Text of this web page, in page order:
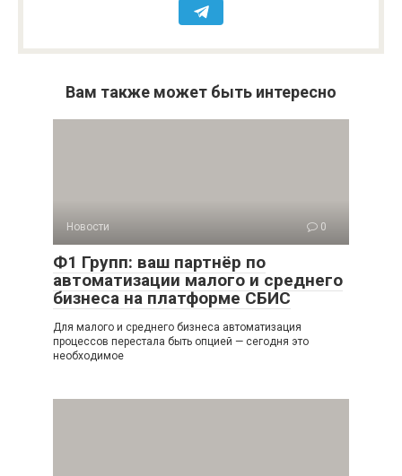
Вам также может быть интересно
Новости 0
Ф1 Групп: ваш партнёр по
автоматизации малого и среднего
бизнеса на платформе СБИС
Для малого и среднего бизнеса автоматизация
процессов перестала быть опцией — сегодня это
необходимое